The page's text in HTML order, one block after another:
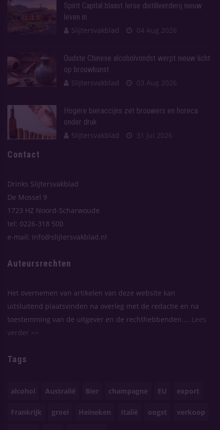
Spirit Capital blaast Ierse distilleerderij nieuw
leven in
Slijtersvakblad
04 Aug 2026
Oudste Chinese alcoholvondst werpt nieuw licht
op brouwkunst
Slijtersvakblad
03 Aug 2026
Hogere bieraccijns zet brouwers en horeca
onder druk
Slijtersvakblad
31 Jul 2026
Contact
Drinks Slijtersvakblad
De Mossel 9
1723 HZ Noord-Scharwoude
tel: 0226-318 500
e-mail: info@slijtersvakblad.nl
Auteursrechten
Het overnemen van artikelen van deze website kan
uitsluitend plaatsvinden na overleg met de redactie en na
toestemming van de uitgever en de rechthebbenden....
Lees
verder >>
Tags
alcohol Australië Bier champagne EU export
Frankrijk groei Heineken Italië oogst verkoop